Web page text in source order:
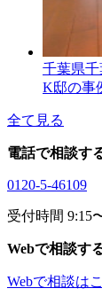
千葉県
K邸の事
全て見る
電話で相談す
0120-5-46109
受付時間 9:15
Webで相談す
Webで相談は